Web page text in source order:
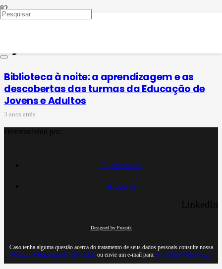
contação de história na
Biblioteca à noite: a aprendizagem e as
descobertas das turmas da Educação de
Jovens e Adultos
3 anos atrás
Desenvolvido por:
Quem somos
Arquivos
LinkedIn
Designed by Freepik
Caso tenha alguma questão acerca do tratamento de seus dados pessoais consulte nossa
Política de Segurança da Informaçãoou envie um e-mail para: privacidade@iisc.org.br